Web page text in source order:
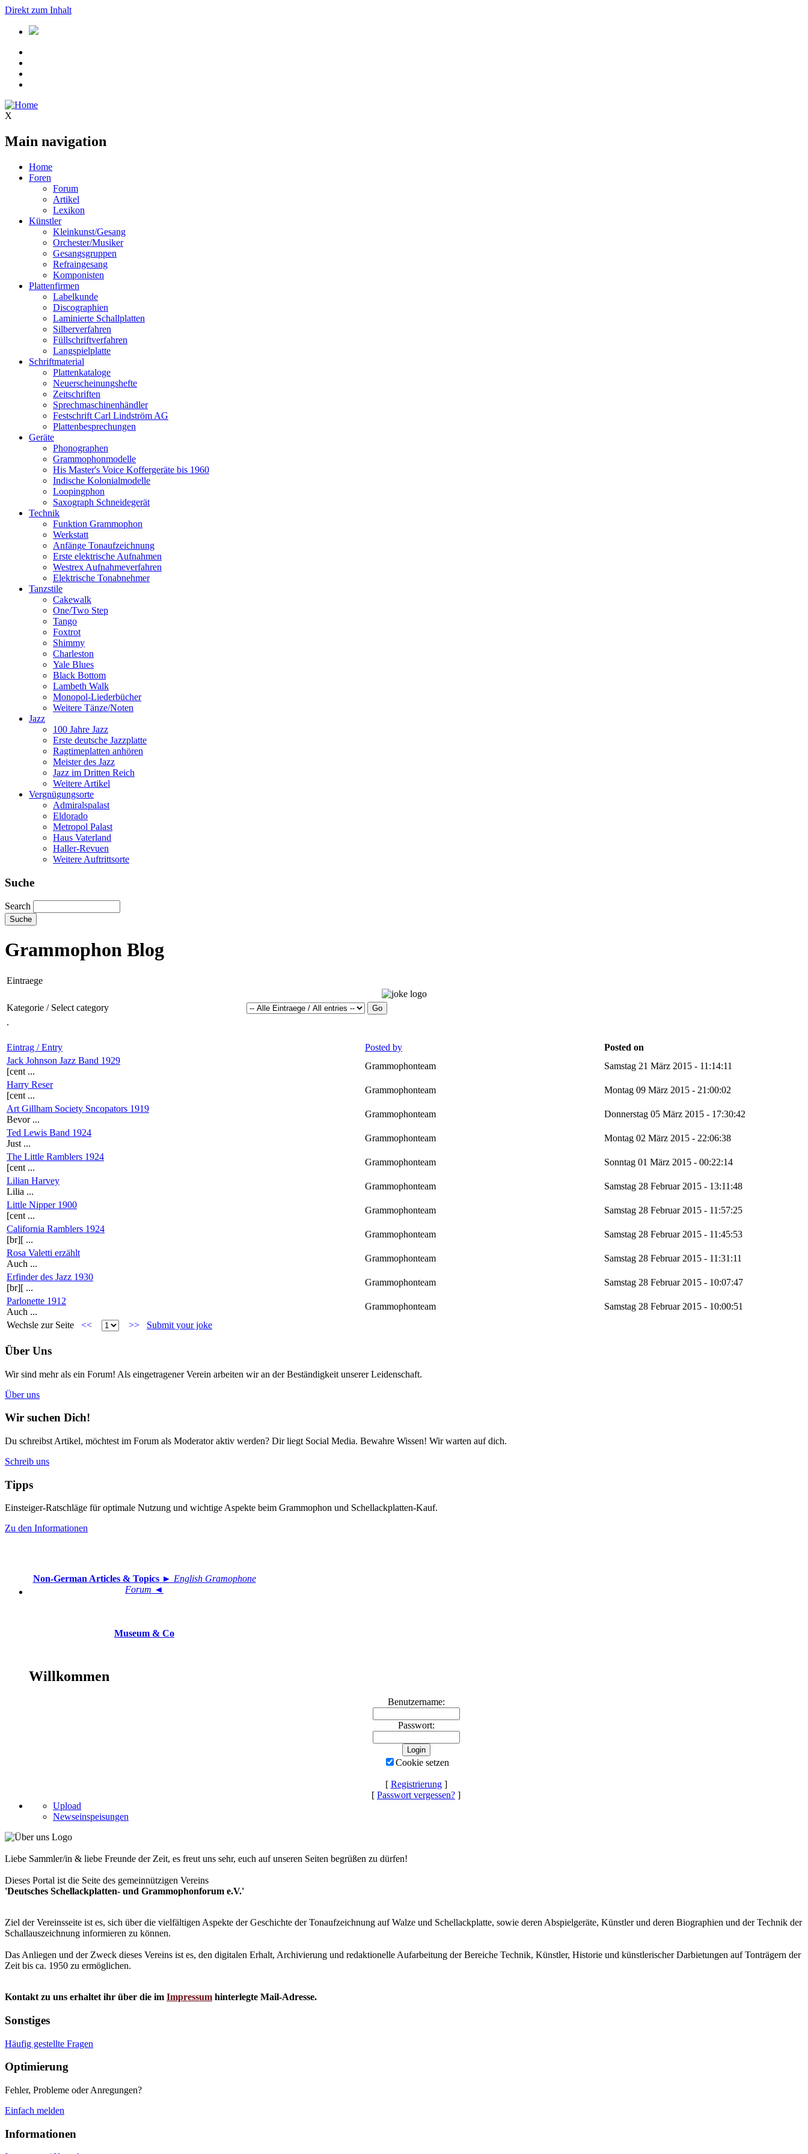
Direkt zum Inhalt
X
Main navigation
Home
Foren
Forum
Artikel
Lexikon
Künstler
Kleinkunst/Gesang
Orchester/Musiker
Gesangsgruppen
Refraingesang
Komponisten
Plattenfirmen
Labelkunde
Discographien
Laminierte Schallplatten
Silberverfahren
Füllschriftverfahren
Langspielplatte
Schriftmaterial
Plattenkataloge
Neuerscheinungshefte
Zeitschriften
Sprechmaschinenhändler
Festschrift Carl Lindström AG
Plattenbesprechungen
Geräte
Phonographen
Grammophonmodelle
His Master's Voice Koffergeräte bis 1960
Indische Kolonialmodelle
Loopingphon
Saxograph Schneidegerät
Technik
Funktion Grammophon
Werkstatt
Anfänge Tonaufzeichnung
Erste elektrische Aufnahmen
Westrex Aufnahmeverfahren
Elektrische Tonabnehmer
Tanzstile
Cakewalk
One/Two Step
Tango
Foxtrot
Shimmy
Charleston
Yale Blues
Black Bottom
Lambeth Walk
Monopol-Liederbücher
Weitere Tänze/Noten
Jazz
100 Jahre Jazz
Erste deutsche Jazzplatte
Ragtimeplatten anhören
Meister des Jazz
Jazz im Dritten Reich
Weitere Artikel
Vergnügungsorte
Admiralspalast
Eldorado
Metropol Palast
Haus Vaterland
Haller-Revuen
Weitere Auftrittsorte
Suche
Search
Grammophon Blog
Eintraege
Kategorie / Select category
.
Eintrag / Entry Posted by
Posted on
Jack Johnson Jazz Band 1929
[cent ...
Grammophonteam
Samstag 21 März 2015 - 11:14:11
Harry Reser
[cent ...
Grammophonteam
Montag 09 März 2015 - 21:00:02
Art Gillham Society Sncopators 1919
Bevor ...
Grammophonteam
Donnerstag 05 März 2015 - 17:30:42
Ted Lewis Band 1924
Just ...
Grammophonteam
Montag 02 März 2015 - 22:06:38
The Little Ramblers 1924
[cent ...
Grammophonteam
Sonntag 01 März 2015 - 00:22:14
Lilian Harvey
Lilia ...
Grammophonteam
Samstag 28 Februar 2015 - 13:11:48
Little Nipper 1900
[cent ...
Grammophonteam
Samstag 28 Februar 2015 - 11:57:25
California Ramblers 1924
[br][ ...
Grammophonteam
Samstag 28 Februar 2015 - 11:45:53
Rosa Valetti erzählt
Auch ...
Grammophonteam
Samstag 28 Februar 2015 - 11:31:11
Erfinder des Jazz 1930
[br][ ...
Grammophonteam
Samstag 28 Februar 2015 - 10:07:47
Parlonette 1912
Auch ...
Grammophonteam
Samstag 28 Februar 2015 - 10:00:51
Wechsle zur Seite
<< >> Submit your joke
Über Uns
Wir sind mehr als ein Forum! Als eingetragener Verein arbeiten wir an der Beständigkeit unserer Leidenschaft.
Über uns
Wir suchen Dich!
Du schreibst Artikel, möchtest im Forum als Moderator aktiv werden? Dir liegt Social Media. Bewahre Wissen! Wir warten auf dich.
Schreib uns
Tipps
Einsteiger-Ratschläge für optimale Nutzung und wichtige Aspekte beim Grammophon und Schellackplatten-Kauf.
Zu den Informationen
Non-German Articles & Topics► English Gramophone
Forum ◄
Museum & Co
Willkommen
Benutzername:
Passwort:
Cookie setzen
[ Registrierung]
[ Passwort vergessen? ]
Upload
Newseinspeisungen
Liebe Sammler/in & liebe Freunde der Zeit, es freut uns sehr, euch auf unseren Seiten begrüßen zu dürfen!
Dieses Portal ist die Seite des gemeinnützigen Vereins
'Deutsches Schellackplatten- und Grammophonforum e.V.'
Ziel der Vereinsseite ist es, sich über die vielfältigen Aspekte der Geschichte der Tonaufzeichnung auf Walze und Schellackplatte, sowie deren Abspielgeräte, Künstler und deren Biographien und der Technik der
Schallauszeichnung informieren zu können.
Das Anliegen und der Zweck dieses Vereins ist es, den digitalen Erhalt, Archivierung und redaktionelle Aufarbeitung der Bereiche Technik, Künstler, Historie und künstlerischer Darbietungen auf Tonträgern der
Zeit bis ca. 1950 zu ermöglichen.
Kontakt zu uns erhaltet ihr über die im Impressum hinterlegte Mail-Adresse.
Sonstiges
Häufig gestellte Fragen
Optimierung
Fehler, Probleme oder Anregungen?
Einfach melden
Informationen